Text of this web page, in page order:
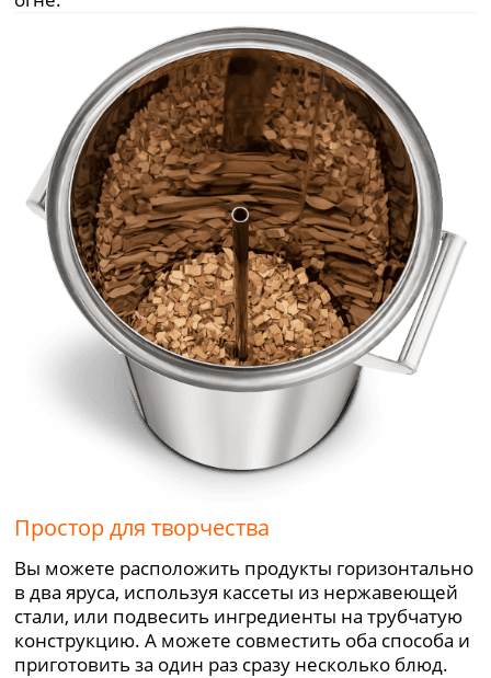
Простор для творчества
Вы можете расположить продукты горизонтально
в два яруса, используя кассеты из нержавеющей
стали, или подвесить ингредиенты на трубчатую
конструкцию. А можете совместить оба способа и
приготовить за один раз сразу несколько блюд.